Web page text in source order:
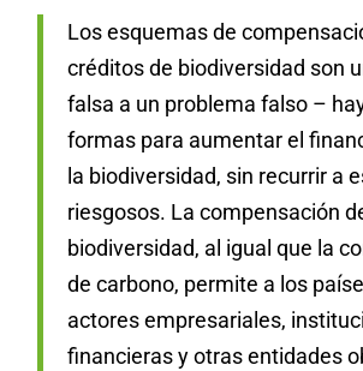
Los esquemas de
créditos de biodiversidad son
falsa a un problema falso –
formas para aumentar el
la biodiversidad, sin recurrir a
riesgosos. La compensación
biodiversidad, al igual que la
de carbono, permite a los
actores empresariales,
financieras y otras entidades